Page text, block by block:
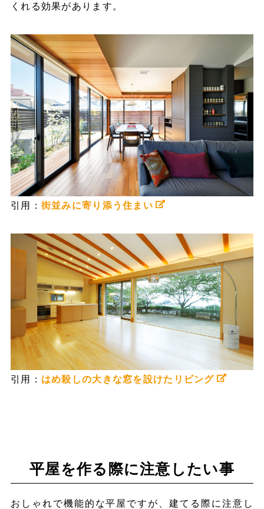
くれる効果があります。
引用： 街並みに寄り添う住まい
引用： はめ殺しの大きな窓を設けたリビング
平屋を作る際に注意したい事
おしゃれで機能的な平屋ですが、建てる際に注意し